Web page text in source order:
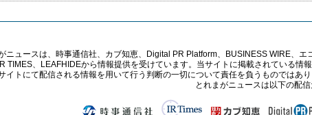
ニュースは、時事通信社、カブ知恵、Digital PR Platform、BUSINESS WIRE、
TIMES、LEAFHIDEから情報提供を受けています。当サイトに掲載されている
イトにて配信される情報を用いて行う判断の一切について責任を負うものではあり
とれまがニュースは以下の配